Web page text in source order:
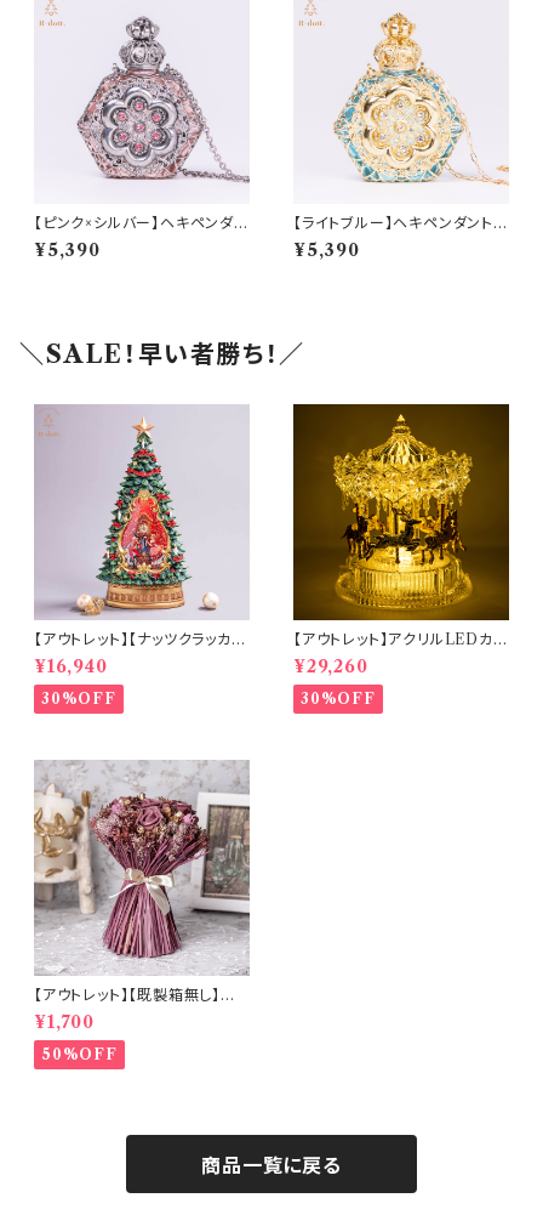
【ピンク×シルバー】ヘキペンダン
トアトマイザー(am-LECZ420
8)
¥5,390
【ライトブルー】ヘキペンダントア
トマイザー(am-LECZ4208)
¥5,390
＼SALE！早い者勝ち！／
【アウトレット】【ナッツクラッカー
ツリー】リキッドLEDスノードー
ム【電池・USB仕様】(hr-1093
4)
¥16,940
30%OFF
【アウトレット】アクリルLEDカル
ーセルミュージック(10350)
¥29,260
30%OFF
【アウトレット】【既製箱無し】ロ
ーズが主役のドライフラワーブ
ーケ (b8527)
¥1,700
50%OFF
商品一覧に戻る